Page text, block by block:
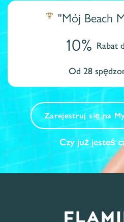
"Mój Beach
10% Rabat
Od 28
Zarejestruj się na
Czy już jesteś